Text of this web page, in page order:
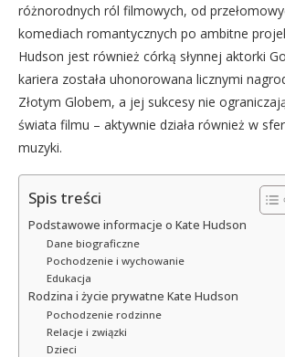
różnorodnych ról filmowych, od
komediach romantycznych po ambitne
Hudson jest również córką słynnej aktorki
kariera została uhonorowana licznymi
Złotym Globem, a jej sukcesy nie
świata filmu – aktywnie działa również w
muzyki.
Spis treści
Podstawowe informacje o Kate Hudson
Dane biograficzne
Pochodzenie i wychowanie
Edukacja
Rodzina i życie prywatne Kate Hudson
Pochodzenie rodzinne
Relacje i związki
Dzieci